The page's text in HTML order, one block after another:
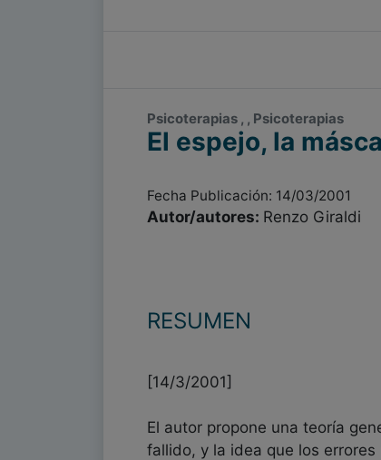
Psicoterapias , , Psicoterapias
El espejo, la
Fecha Publicación: 14/03/2001
Autor/autores: Renzo Giraldi
RESUMEN
[14/3/2001]
El autor propone una teoría
fallido, y la idea que los